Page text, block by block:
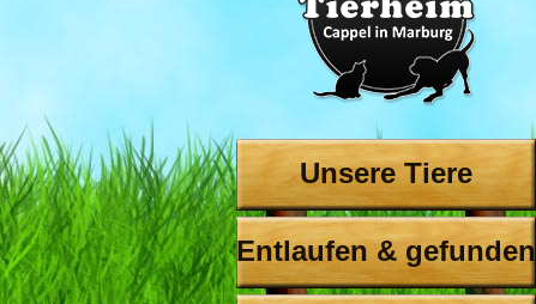
Unsere Tiere
Entlaufen & gefunden